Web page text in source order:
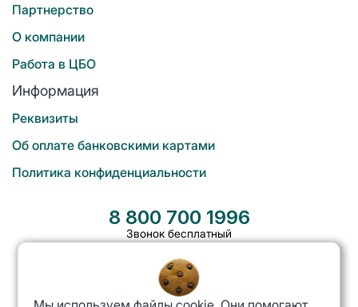
Партнерство
О компании
Работа в ЦБО
Информация
Реквизиты
Об оплате банковскими картами
Политика конфиденциальности
8 800 700 1996
Звонок бесплатный